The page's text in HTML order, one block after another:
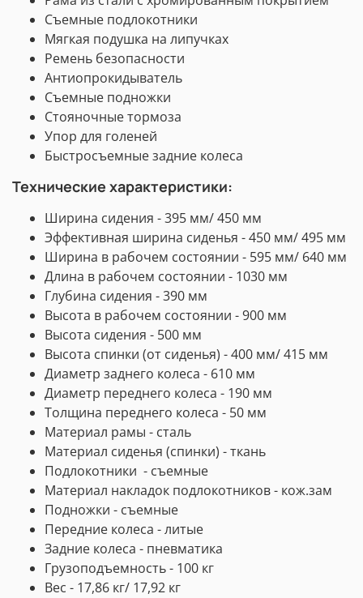
Съемные подлокотники
Мягкая подушка на липучках
Ремень безопасности
Антиопрокидыватель
Съемные подножки
Стояночные тормоза
Упор для голеней
Быстросъемные задние колеса
Технические характеристики:
Ширина сидения - 395 мм/ 450 мм
Эффективная ширина сиденья - 450 мм/ 495 мм
Ширина в рабочем состоянии - 595 мм/ 640 мм
Длина в рабочем состоянии - 1030 мм
Глубина сидения - 390 мм
Высота в рабочем состоянии - 900 мм
Высота сидения - 500 мм
Высота спинки (от сиденья) - 400 мм/ 415 мм
Диаметр заднего колеса - 610 мм
Диаметр переднего колеса - 190 мм
Толщина переднего колеса - 50 мм
Материал рамы - сталь
Материал сиденья (спинки) - ткань
Подлокотники - съемные
Материал накладок подлокотников - кож.зам
Подножки - съемные
Передние колеса - литые
Задние колеса - пневматика
Грузоподъемность - 100 кг
Вес - 17,86 кг/ 17,92 кг